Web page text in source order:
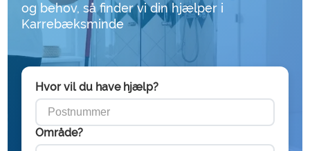
og behov, så finder vi din hjælper i
Karrebæksminde
Hvor vil du have hjælp?
Område?